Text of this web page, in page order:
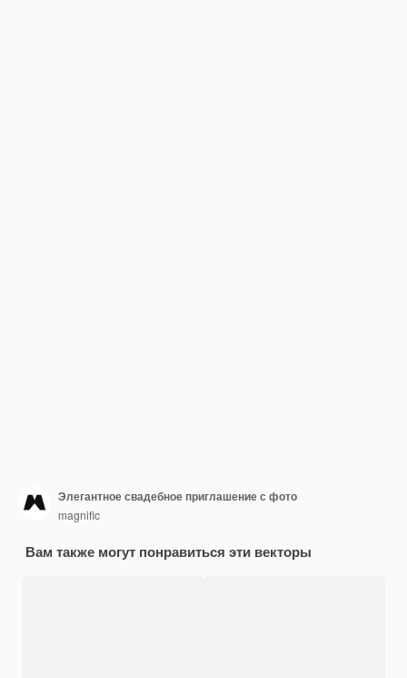
Элегантное свадебное приглашение с фото
magnific
Вам также могут понравиться эти векторы